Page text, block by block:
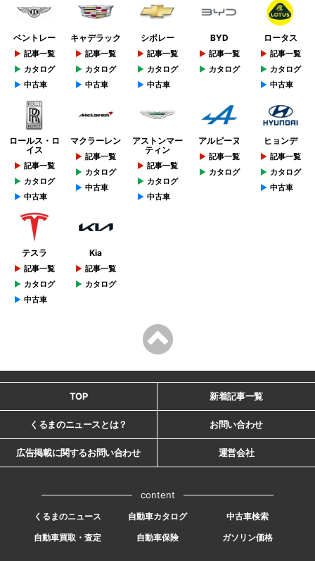
ベントレー
記事一覧
カタログ
中古車
キャデラック
記事一覧
カタログ
中古車
シボレー
記事一覧
カタログ
中古車
BYD
記事一覧
カタログ
ロータス
記事一覧
カタログ
中古車
ロールス・ロ
イス
記事一覧
カタログ
中古車
マクラーレン
記事一覧
カタログ
中古車
アストンマー
ティン
記事一覧
カタログ
中古車
アルピーヌ
記事一覧
カタログ
ヒョンデ
記事一覧
カタログ
中古車
テスラ
記事一覧
カタログ
中古車
Kia
記事一覧
カタログ
TOP 新着記事一覧
くるまのニュースとは？ お問い合わせ
広告掲載に関するお問い合わせ 運営会社
content
くるまのニュース 自動車カタログ
中古車検索
自動車買取・査定
自動車保険 ガソリン価格